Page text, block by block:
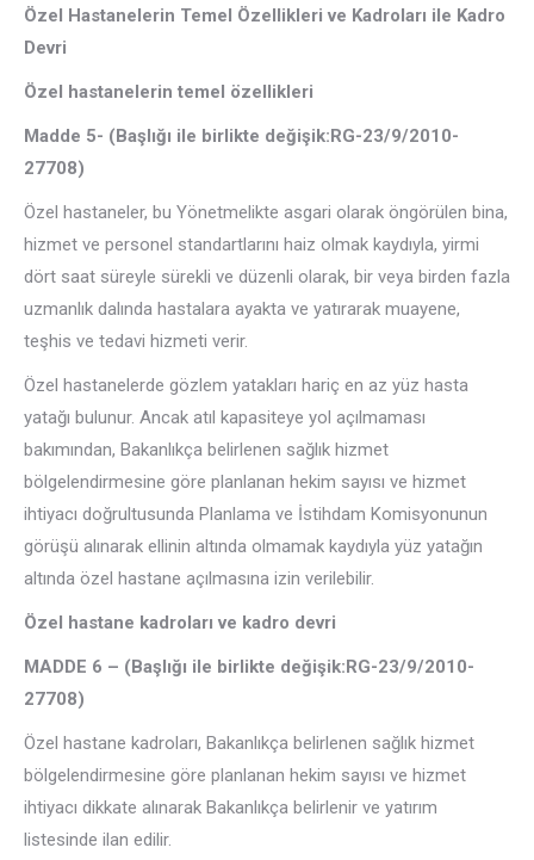
Özel Hastanelerin Temel Özellikleri ve Kadroları ile Kadro
Devri
Özel hastanelerin temel özellikleri
Madde 5- (Başlığı ile birlikte değişik:RG-23/9/2010-
27708)
Özel hastaneler, bu Yönetmelikte asgari olarak öngörülen bina,
hizmet ve personel standartlarını haiz olmak kaydıyla, yirmi
dört saat süreyle sürekli ve düzenli olarak, bir veya birden fazla
uzmanlık dalında hastalara ayakta ve yatırarak muayene,
teşhis ve tedavi hizmeti verir.
Özel hastanelerde gözlem yatakları hariç en az yüz hasta
yatağı bulunur. Ancak atıl kapasiteye yol açılmaması
bakımından, Bakanlıkça belirlenen sağlık hizmet
bölgelendirmesine göre planlanan hekim sayısı ve hizmet
ihtiyacı doğrultusunda Planlama ve İstihdam Komisyonunun
görüşü alınarak ellinin altında olmamak kaydıyla yüz yatağın
altında özel hastane açılmasına izin verilebilir.
Özel hastane kadroları ve kadro devri
MADDE 6 – (Başlığı ile birlikte değişik:RG-23/9/2010-
27708)
Özel hastane kadroları, Bakanlıkça belirlenen sağlık hizmet
bölgelendirmesine göre planlanan hekim sayısı ve hizmet
ihtiyacı dikkate alınarak Bakanlıkça belirlenir ve yatırım
listesinde ilan edilir.